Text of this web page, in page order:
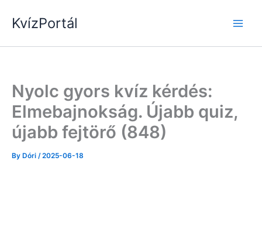
KvízPortál
Nyolc gyors kvíz kérdés:
Elmebajnokság. Újabb quiz,
újabb fejtörő (848)
By Dóri /2025-06-18